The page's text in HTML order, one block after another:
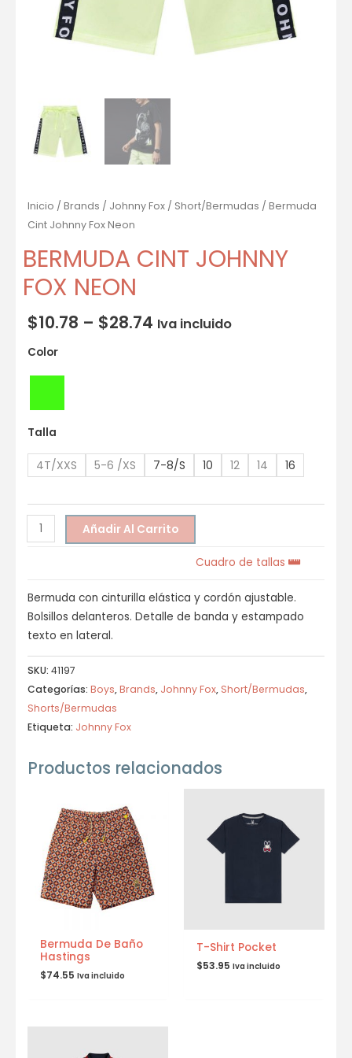
Inicio / Brands / Johnny Fox / Short/Bermudas / Bermuda
Cint Johnny Fox Neon
BERMUDA CINT JOHNNY
FOX NEON
$10.78 – $28.74 Iva incluido
Color
Talla
4T/XXS 5-6 /XS 7-8/S 10 12 14 16
Añadir Al Carrito
Cuadro de tallas
Bermuda con cinturilla elástica y cordón ajustable.
Bolsillos delanteros. Detalle de banda y estampado
texto en lateral.
SKU: 41197
Categorías: Boys,Brands, Johnny Fox, Short/Bermudas,
Shorts/Bermudas
Etiqueta: Johnny Fox
Productos relacionados
Bermuda De Baño
Hastings
$74.55 Iva incluido
T-Shirt Pocket
$53.95 Iva incluido